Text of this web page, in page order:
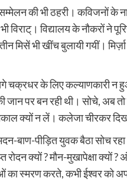
की भी ठहरी। कविजनों के
विद्यालय के नौकरों ने
मिसें भी खींच बुलायी गयीं।
चक्रधर के लिए कल्याणकारी
जान पर बन रही थी। सोचे, अब
क्यों न लें। कलेजा चीरकर
बाण-पीड़ित युवक बैठा सोच रहा
रोदन क्यों ? मौन-मुखापेक्षा क्यों
स्मरण करते, कभी ईश्वर को